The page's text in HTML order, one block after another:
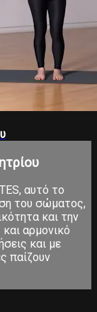
αυτό το
του σώματος,
και την
αρμονικό
και με
παίζουν